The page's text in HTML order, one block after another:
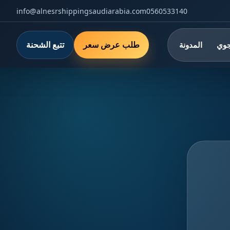
0560533140
info@alnesrshippingsaudiarabia.com
المدونة طلب عرض سعر تتبع الشحنة